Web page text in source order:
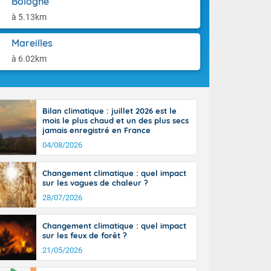
à 5.13km
Mareilles
à 6.02km
le Poitou-
8 à 13
26 sur le
le sud-
Bilan climatique : juillet 2026 est le
mois le plus chaud et un des plus secs
jamais enregistré en France
04/08/2026
Changement climatique : quel impact
sur les vagues de chaleur ?
28/07/2026
Changement climatique : quel impact
sur les feux de forêt ?
21/05/2026